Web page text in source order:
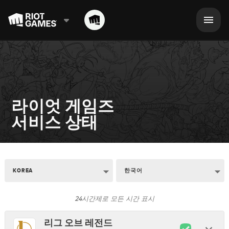
라이엇 게임즈
서비스 상태
KOREA 한국어
24시간제로 모든 시간 표시
리그 오브 레전드